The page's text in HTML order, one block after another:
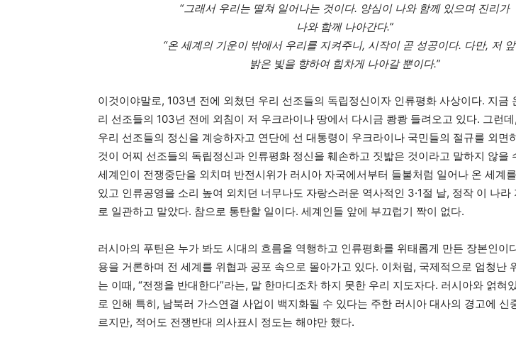
“그래서 우리는 떨쳐 일어나는 것이다. 양심이 나와 함께 있으며 진리가
나와 함께 나아간다.”
“온 세계의 기운이 밖에서 우리를 지켜주니, 시작이 곧 성공이다. 다만, 저
밝은 빛을 향하여 힘차게 나아갈 뿐이다.”
이것이야말로, 103년 전에 외쳤던 우리 선조들의 독립정신이자 인류평화 사상이다. 지금
리 선조들의 103년 전에 외침이 저 우크라이나 땅에서 다시금 쾅쾅 들려오고 있다. 그런데
우리 선조들의 정신을 계승하자고 연단에 선 대통령이 우크라이나 국민들의 절규를 외면
것이 어찌 선조들의 독립정신과 인류평화 정신을 훼손하고 짓밟은 것이라고 말하지 않을
세계인이 전쟁중단을 외치며 반전시위가 러시아 자국에서부터 들불처럼 일어나 온 세계
있고 인류공영을 소리 높여 외치던 너무나도 자랑스러운 역사적인 3·1절 날, 정작 이 나라
로 일관하고 말았다. 참으로 통탄할 일이다. 세계인들 앞에 부끄럽기 짝이 없다.
러시아의 푸틴은 누가 봐도 시대의 흐름을 역행하고 인류평화를 위태롭게 만든 장본인이
용을 거론하며 전 세계를 위협과 공포 속으로 몰아가고 있다. 이처럼, 국제적으로 엄청난
는 이때, “전쟁을 반대한다”라는, 말 한마디조차 하지 못한 우리 지도자다. 러시아와 얽혀
로 인해 특히, 남북러 가스연결 사업이 백지화될 수 있다는 주한 러시아 대사의 경고에 신
르지만, 적어도 전쟁반대 의사표시 정도는 해야만 했다.